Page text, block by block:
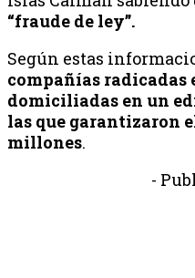
“fraude de ley”.
Según estas
compañías radicadas
domiciliadas en un
las que garantizaron
millones.
-